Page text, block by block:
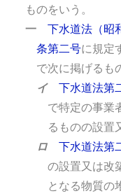
ものをいう。
一 下水道法（昭
条第二号に規定
で次に掲げるも
イ 下水道法第
で特定の事業
るものの設置
ロ 下水道法第
の設置又は改
となる物質の